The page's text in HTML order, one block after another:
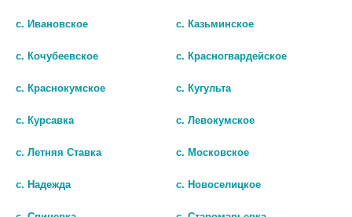
с. Ивановское с. Казьминское
с. Кочубеевское с. Красногвардейское
с. Краснокумское с. Кугульта
с. Курсавка с. Левокумское
с. Летняя Ставка с. Московское
с. Надежда с. Новоселицкое